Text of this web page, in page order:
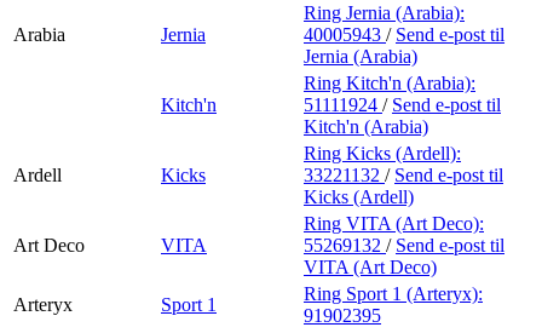
Arabia Jernia
Ring Jernia (Arabia):
40005943 / Send e-post til
Jernia (Arabia)
Kitch'n
Ring Kitch'n (Arabia):
51111924 / Send e-post til
Kitch'n (Arabia)
Ardell Kicks
Ring Kicks (Ardell):
33221132 / Send e-post til
Kicks (Ardell)
Art Deco VITA
Ring VITA (Art Deco):
55269132 / Send e-post til
VITA (Art Deco)
Arteryx
Sport 1
Ring Sport 1 (Arteryx):
91902395